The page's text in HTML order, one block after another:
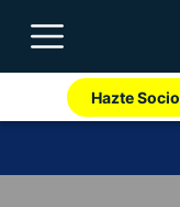
Hazte Socio